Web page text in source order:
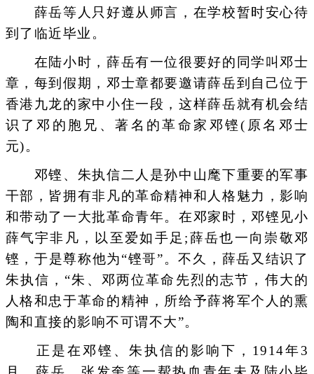
薛岳等人只好遵从师言，在学校暂时安心待
到了临近毕业。
在陆小时，薛岳有一位很要好的同学叫邓士
章，每到假期，邓士章都要邀请薛岳到自己位于
香港九龙的家中小住一段，这样薛岳就有机会结
识了邓的胞兄、著名的革命家邓铿(原名邓士
元)。
邓铿、朱执信二人是孙中山麾下重要的军事
干部，皆拥有非凡的革命精神和人格魅力，影响
和带动了一大批革命青年。在邓家时，邓铿见小
薛气宇非凡，以至爱如手足;薛岳也一向崇敬邓
铿，于是尊称他为“铿哥”。不久，薛岳又结识了
朱执信，“朱、邓两位革命先烈的志节，伟大的
人格和忠于革命的精神，所给予薛将军个人的熏
陶和直接的影响不可谓不大”。
正是在邓铿、朱执信的影响下，1914年3